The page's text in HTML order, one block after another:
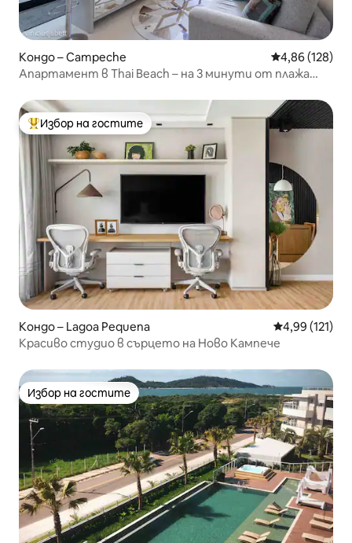
Кондо – Campeche Средна
4,86 (128)
Апартамент в Thai Beach – на 3 минути от плажа
Най-популярен избор на гостите
Избор на гостите
Кондо – Lagoa Pequena Средна
4,99 (121)
Красиво студио в сърцето на Ново Кампече
Избор на гостите
Избор на гостите